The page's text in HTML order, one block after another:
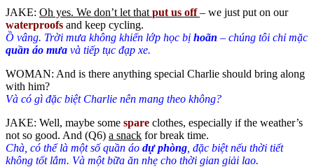
JAKE: Oh yes. We don’t let that put us off – we just put on our
waterproofs and keep cycling.
Ồ vâng. Trời mưa không khiến lớp học bị hoãn – chúng tôi chỉ mặc
quần áo mưa và tiếp tục đạp xe.
WOMAN: And is there anything special Charlie should bring along
with him?
Và có gì đặc biệt Charlie nên mang theo không?
JAKE: Well, maybe some spare clothes, especially if the weather’s
not so good. And (Q6) a snack for break time.
Chà, có thể là một số quần áo dự phòng , đặc biệt nếu thời tiết
không tốt lắm. Và một bữa ăn nhẹ cho thời gian giải lao.